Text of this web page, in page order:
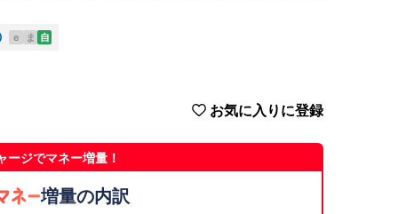
e ま 自
お気に入りに登録
ージでマネー増量！
増量の内訳